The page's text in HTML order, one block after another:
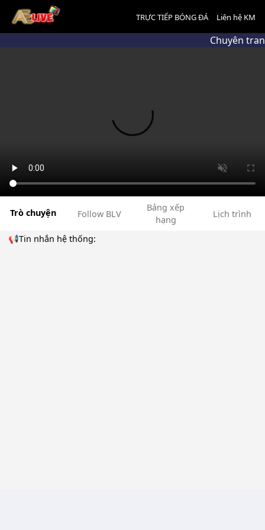
TRỰC TIẾP BÓNG ĐÁ Liên hệ KM
Chuyên
Trò chuyện Follow BLV
Bảng xếp
hạng
Lịch trình
📢Tin nhắn hệ thống: